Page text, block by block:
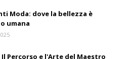
Moda: dove la bellezza è
umana
Il Percorso e l'Arte del Maestro